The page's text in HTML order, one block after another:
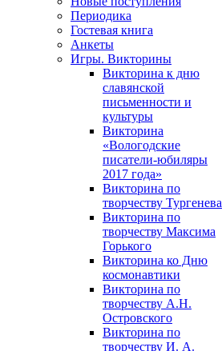
Периодика
Гостевая книга
Анкеты
Игры. Викторины
Викторина к дню
славянской
письменности и
культуры
Викторина
«Вологодские
писатели-юбиляры
2017 года»
Викторина по
творчеству Тургенева
Викторина по
творчеству Максима
Горького
Викторина ко Дню
космонавтики
Викторина по
творчеству А.Н.
Островского
Викторина по
творчеству И. А.